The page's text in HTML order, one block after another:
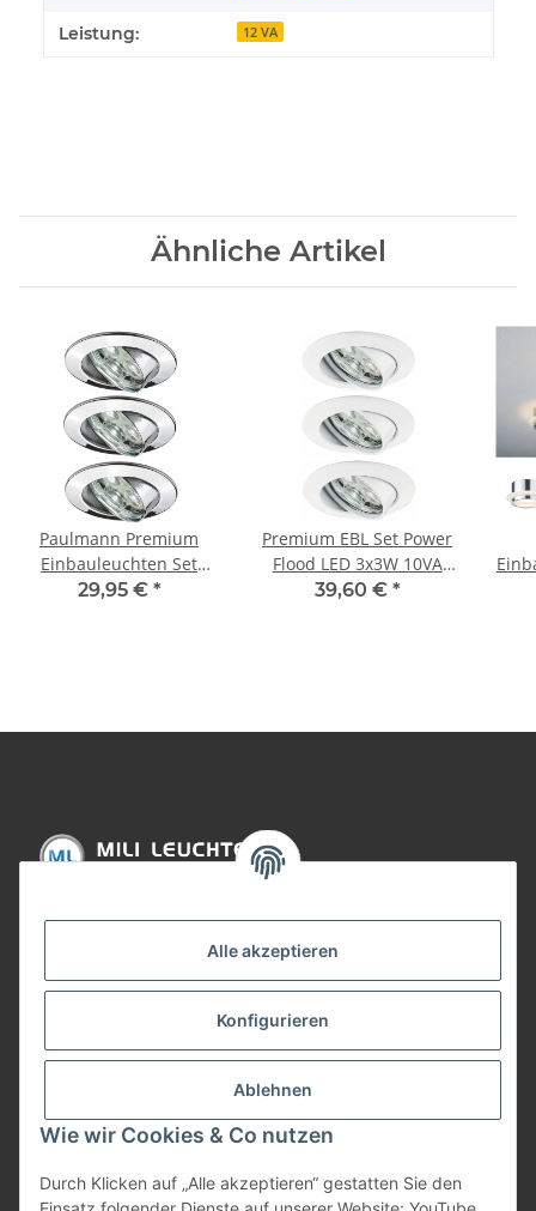
Alle akzeptieren
Konfigurieren
Ablehnen
Wie wir Cookies & Co nutzen
Durch Klicken auf „Alle akzeptieren“ gestatten Sie den
Leistung: 12 VA
Ähnliche Artikel
Paulmann Premium
Einbauleuchten Set
Power Flood LED 3x3W
29,95 € *
Premium EBL Set Power
Flood LED 3x3W 10VA
230V 83mm Weiß/Alu
39,60 € *
Gesetzliche Informationen
Bezahlung